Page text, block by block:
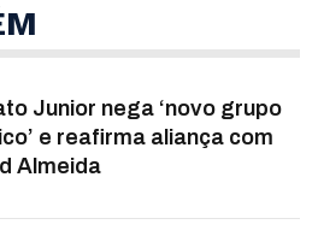
Junior nega ‘novo grupo
e reafirma aliança com
Almeida